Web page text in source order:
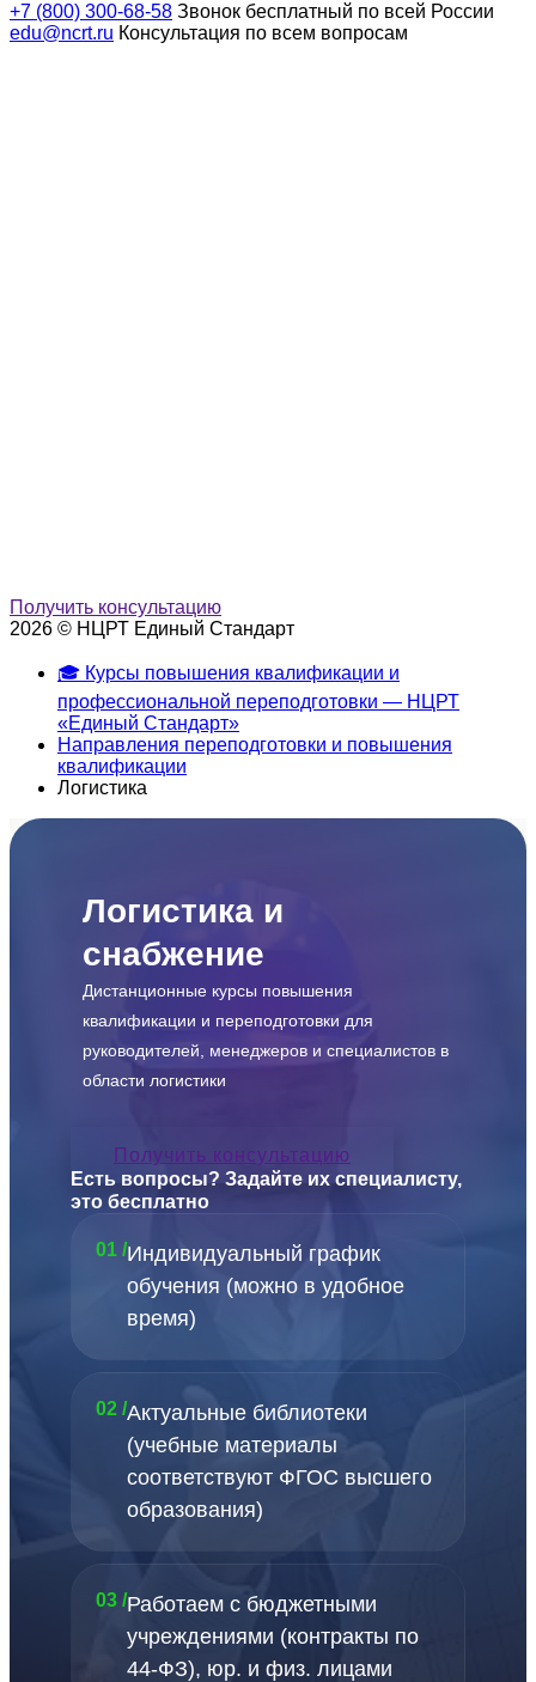
+7 (800) 300-68-58 Звонок бесплатный по всей России
edu@ncrt.ru Консультация по всем вопросам
Получить консультацию
2026 © НЦРТ Единый Стандарт
🎓 Курсы повышения квалификации и
профессиональной переподготовки — НЦРТ
«Единый Стандарт»
Направления переподготовки и повышения
квалификации
Логистика
Логистика и
снабжение
Дистанционные курсы повышения
квалификации и переподготовки для
руководителей, менеджеров и специалистов в
области логистики
Получить консультацию
Есть вопросы? Задайте их специалисту,
это бесплатно
01 /Индивидуальный график
обучения (можно в удобное
время)
02 /Актуальные библиотеки
(учебные материалы
соответствуют ФГОС высшего
образования)
03 /Работаем с бюджетными
учреждениями (контракты по
44-ФЗ), юр. и физ. лицами